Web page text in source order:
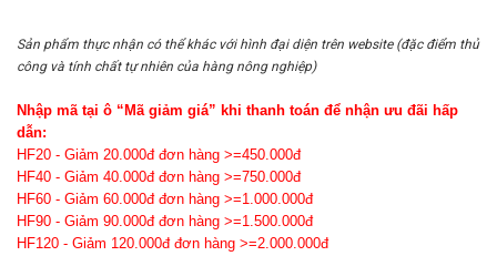
Sản phẩm thực nhận có thể khác với hình đại diện trên website (đặc điểm thủ
công và tính chất tự nhiên của hàng nông nghiệp)
Nhập mã tại ô “Mã giảm giá” khi thanh toán để nhận ưu đãi hấp
dẫn:
HF20 - Giảm 20.000đ đơn hàng >=450.000đ
HF40 - Giảm 40.000đ đơn hàng >=750.000đ
HF60 - Giảm 60.000đ đơn hàng >=1.000.000đ
HF90 - Giảm 90.000đ đơn hàng >=1.500.000đ
HF120 - Giảm 120.000đ đơn hàng >=2.000.000đ